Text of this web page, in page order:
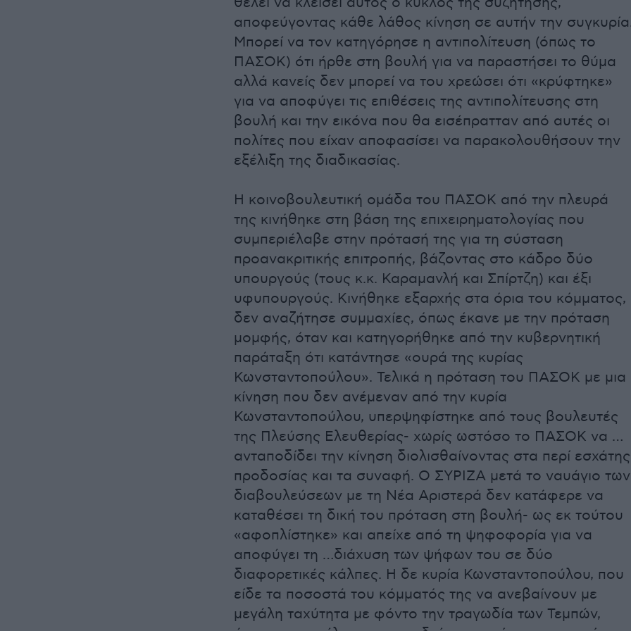
αποφεύγοντας κάθε λάθος κίνηση σε αυτήν την
Μπορεί να τον κατηγόρησε η αντιπολίτευση (όπως το
ΠΑΣΟΚ) ότι ήρθε στη βουλή για να παραστήσει το θύμα
αλλά κανείς δεν μπορεί να του χρεώσει ότι «κρύφτηκε»
για να αποφύγει τις επιθέσεις της αντιπολίτευσης στη
βουλή και την εικόνα που θα εισέπρατταν από αυτές οι
πολίτες που είχαν αποφασίσει να παρακολουθήσουν την
εξέλιξη της διαδικασίας.
Η κοινοβουλευτική ομάδα του ΠΑΣΟΚ από την πλευρά
της κινήθηκε στη βάση της επιχειρηματολογίας που
συμπεριέλαβε στην πρότασή της για τη σύσταση
προανακριτικής επιτροπής, βάζοντας στο κάδρο δύο
υπουργούς (τους κ.κ. Καραμανλή και Σπίρτζη) και έξι
υφυπουργούς. Κινήθηκε εξαρχής στα όρια του κόμματος,
δεν αναζήτησε συμμαχίες, όπως έκανε με την πρόταση
μομφής, όταν και κατηγορήθηκε από την κυβερνητική
παράταξη ότι κατάντησε «ουρά της κυρίας
Κωνσταντοπούλου». Τελικά η πρόταση του ΠΑΣΟΚ με μια
κίνηση που δεν ανέμεναν από την κυρία
Κωνσταντοπούλου, υπερψηφίστηκε από τους βουλευτές
της Πλεύσης Ελευθερίας- χωρίς ωστόσο το ΠΑΣΟΚ να …
ανταποδίδει την κίνηση διολισθαίνοντας στα περί εσχάτης
προδοσίας και τα συναφή. Ο ΣΥΡΙΖΑ μετά το ναυάγιο των
διαβουλεύσεων με τη Νέα Αριστερά δεν κατάφερε να
καταθέσει τη δική του πρόταση στη βουλή- ως εκ τούτου
«αφοπλίστηκε» και απείχε από τη ψηφοφορία για να
αποφύγει τη …διάχυση των ψήφων του σε δύο
διαφορετικές κάλπες. Η δε κυρία Κωνσταντοπούλου, που
είδε τα ποσοστά του κόμματός της να ανεβαίνουν με
μεγάλη ταχύτητα με φόντο την τραγωδία των Τεμπών,